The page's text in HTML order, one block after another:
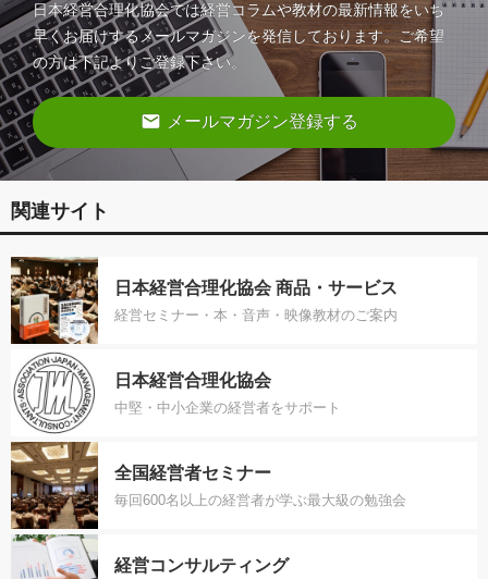
日本経営合理化協会では経営コラムや教材の最新情報をいち
早くお届けするメールマガジンを発信しております。ご希望
の方は下記よりご登録下さい。
email メールマガジン登録する
関連サイト
日本経営合理化協会 商品・サービス
経営セミナー・本・音声・映像教材のご案内
日本経営合理化協会
中堅・中小企業の経営者をサポート
全国経営者セミナー
毎回600名以上の経営者が学ぶ最大級の勉強会
経営コンサルティング